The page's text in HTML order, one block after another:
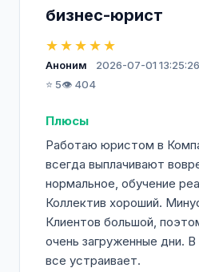
бизнес-юрист
★★★★★
Аноним
2026-07-01 13:25:26
⭐ 5👁️ 404
Плюсы
Работаю юристом в
всегда выплачивают
нормальное, обучение
Коллектив хороший.
Клиентов большой,
очень загруженные дни.
все устраивает.